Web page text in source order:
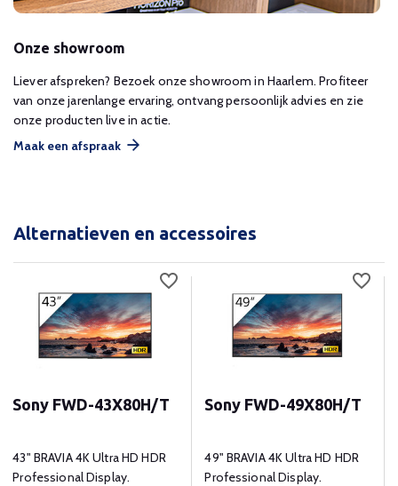
Onze showroom
Liever afspreken? Bezoek onze showroom in Haarlem. Profiteer
van onze jarenlange ervaring, ontvang persoonlijk advies en zie
onze producten live in actie.
Maak een afspraak
Alternatieven en accessoires
Sony FWD-43X80H/T
43" BRAVIA 4K Ultra HD HDR
Professional Display.
Sony FWD-49X80H/T
49" BRAVIA 4K Ultra HD HDR
Professional Display.